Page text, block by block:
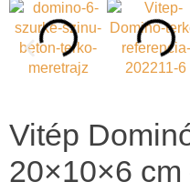
Vitép
20×10×6